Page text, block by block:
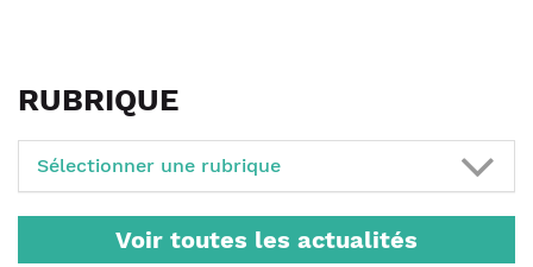
RUBRIQUE
Sélectionner une rubrique
Voir toutes les actualités